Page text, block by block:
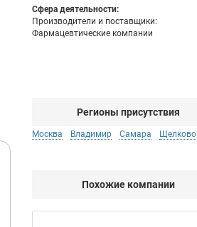
Сфера деятельности:
Производители и поставщики:
Фармацевтические компании
Регионы присутствия
Москва Владимир Самара Щелково
Похожие компании